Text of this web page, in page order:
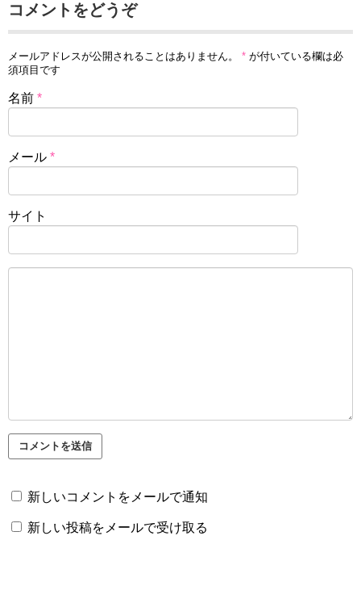
コメントをどうぞ
メールアドレスが公開されることはありません。 * が付いている欄は必
須項目です
名前 *
メール *
サイト
新しいコメントをメールで通知
新しい投稿をメールで受け取る